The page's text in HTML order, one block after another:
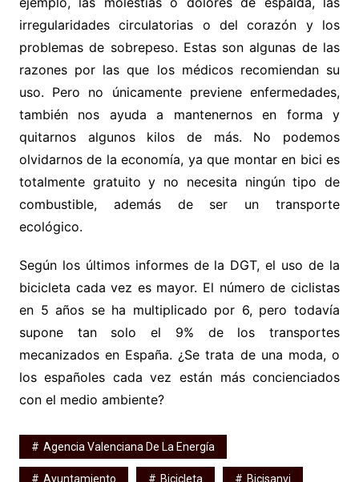
irregularidades circulatorias o del corazón y los
problemas de sobrepeso. Estas son algunas de las
razones por las que los médicos recomiendan su
uso. Pero no únicamente previene enfermedades,
también nos ayuda a mantenernos en forma y
quitarnos algunos kilos de más. No podemos
olvidarnos de la economía, ya que montar en bici es
totalmente gratuito y no necesita ningún tipo de
combustible, además de ser un transporte
ecológico.
Según los últimos informes de la DGT, el uso de la
bicicleta cada vez es mayor. El número de ciclistas
en 5 años se ha multiplicado por 6, pero todavía
supone tan solo el 9% de los transportes
mecanizados en España. ¿Se trata de una moda, o
los españoles cada vez están más concienciados
con el medio ambiente?
Agencia Valenciana De La Energía
Ayuntamiento Bicicleta Bicisanvi